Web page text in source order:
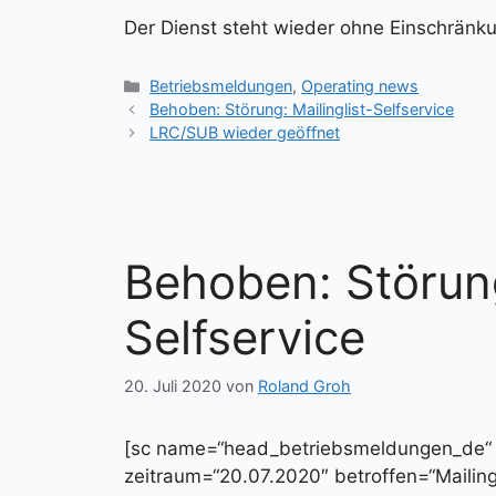
Der Dienst steht wieder ohne
Kategorien
Betriebsmeldungen, Operating news
Behoben: Störung: Mailinglist-Selfservice
LRC/SUB wieder geöffnet
Behoben:
Selfservice
20. Juli 2020 von Roland Groh
[sc
zeitraum=“20.07.2020″